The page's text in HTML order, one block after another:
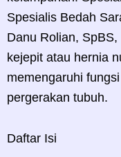
Spesialis Bedah
Danu Rolian,
kejepit atau hernia
memengaruhi
pergerakan tubuh.
Daftar Isi